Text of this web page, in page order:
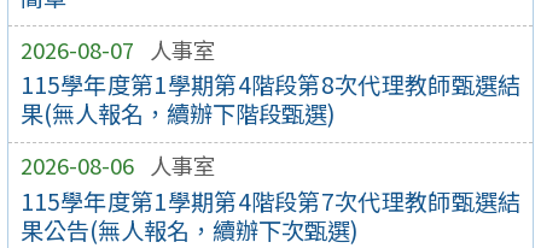
2026-08-07 人事室
115學年度第1學期第4階段第8次代理教師甄選結
果(無人報名，續辦下階段甄選)
2026-08-06 人事室
115學年度第1學期第4階段第7次代理教師甄選結
果公告(無人報名，續辦下次甄選)